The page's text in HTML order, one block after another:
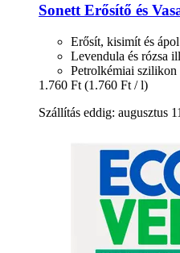
Sonett Erősítő és
Erősít, kisimít és ápol
Levendula és rózsa
Petrolkémiai szilikon
1.760 Ft (1.760 Ft / l)
Szállítás eddig: augusztus